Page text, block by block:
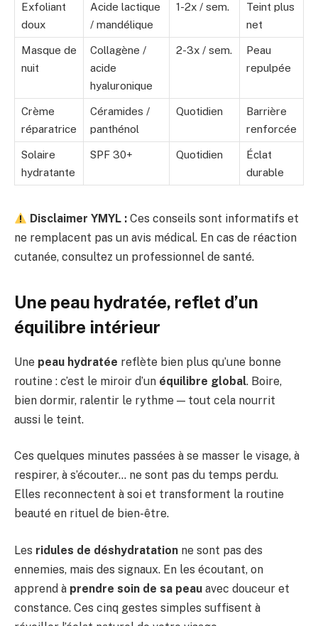
Exfoliant
doux
Acide lactique
/ mandélique
1-2x / sem.
Teint plus
net
Masque de
nuit
Collagène /
acide
hyaluronique
2-3x / sem.
Peau
repulpée
Crème
réparatrice
Céramides /
panthénol
Quotidien
Barrière
renforcée
Solaire
hydratante
SPF 30+ Quotidien
Éclat
durable
Disclaimer YMYL : Ces conseils sont informatifs et
ne remplacent pas un avis médical. En cas de réaction
cutanée, consultez un professionnel de santé.
Une peau hydratée, reflet d’un
équilibre intérieur
Une peau hydratée reflète bien plus qu’une bonne
routine : c’est le miroir d’un équilibre global. Boire,
bien dormir, ralentir le rythme — tout cela nourrit
aussi le teint.
Ces quelques minutes passées à se masser le visage, à
respirer, à s’écouter… ne sont pas du temps perdu.
Elles reconnectent à soi et transforment la routine
beauté en rituel de bien-être.
Les ridules de déshydratation ne sont pas des
ennemies, mais des signaux. En les écoutant, on
apprend à prendre soin de sa peau avec douceur et
constance. Ces cinq gestes simples suffisent à